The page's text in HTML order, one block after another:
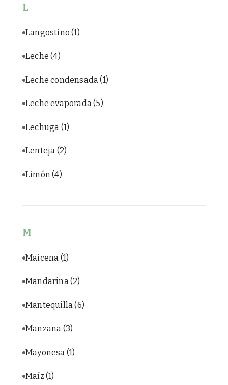
L
Langostino(1)
Leche(4)
Leche condensada(1)
Leche evaporada(5)
Lechuga (1)
Lenteja (2)
Limón(4)
M
Maicena (1)
Mandarina(2)
Mantequilla(6)
Manzana (3)
Mayonesa (1)
Maíz (1)